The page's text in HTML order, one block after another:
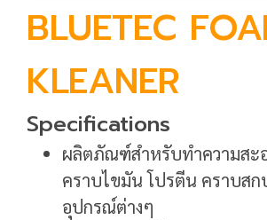
BLUETEC
KLEANER
Specifications
ผลิตภัณฑ์สำหรับทำความสะ
คราบไขมัน โปรตีน คราบส
อุปกรณ์ต่างๆ